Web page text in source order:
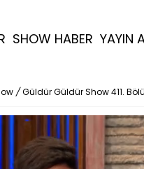
SHOW HABER YAYIN
/ Güldür Güldür Show 411.